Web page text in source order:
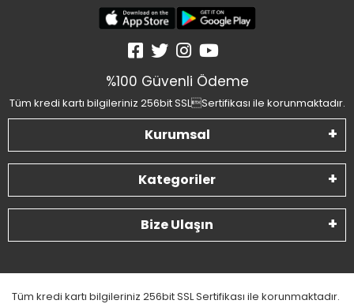
%100 Güvenli Ödeme
Tüm kredi kartı bilgileriniz 256bit SSLSertifikası ile korunmaktadır.
Kurumsal
Kategoriler
Bize Ulaşın
Tüm kredi kartı bilgileriniz 256bit SSL Sertifikası ile korunmaktadır.